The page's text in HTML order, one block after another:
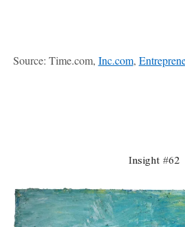
Source: Time.com, Inc.com,
Insight #62